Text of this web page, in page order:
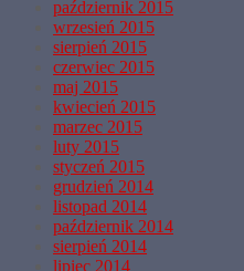
październik 2015
wrzesień 2015
sierpień 2015
czerwiec 2015
maj 2015
kwiecień 2015
marzec 2015
luty 2015
styczeń 2015
grudzień 2014
listopad 2014
październik 2014
sierpień 2014
lipiec 2014